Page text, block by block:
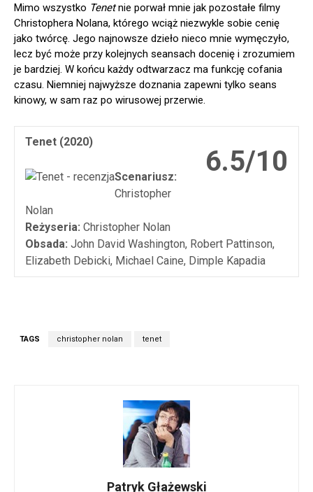
Mimo wszystko Tenetnie porwał mnie jak pozostałe filmy
Christophera Nolana, którego wciąż niezwykle sobie cenię
jako twórcę. Jego najnowsze dzieło nieco mnie wymęczyło,
lecz być może przy kolejnych seansach docenię i zrozumiem
je bardziej. W końcu każdy odtwarzacz ma funkcję cofania
czasu. Niemniej najwyższe doznania zapewni tylko seans
kinowy, w sam raz po wirusowej przerwie.
6.5/10
Tenet (2020)
Scenariusz:
Christopher
Nolan
Reżyseria: Christopher Nolan
Obsada: John David Washington, Robert Pattinson,
Elizabeth Debicki, Michael Caine, Dimple Kapadia
TAGS christopher nolan tenet
Patryk Głażewski